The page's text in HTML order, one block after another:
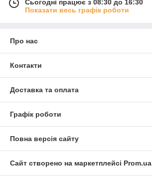
Сьогодні працює з 08:30 до 16:30
Показати весь графік роботи
Про нас
Контакти
Доставка та оплата
Графік роботи
Повна версія сайту
Сайт створено на маркетплейсі Prom.ua